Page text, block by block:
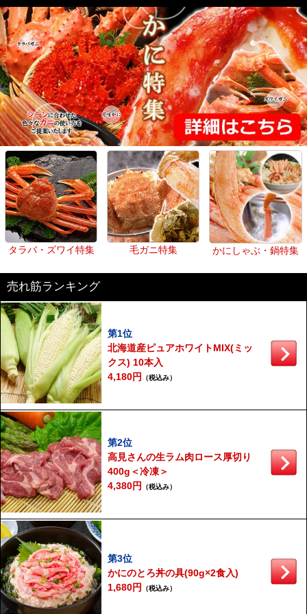
タラバ・ズワイ特集 毛ガニ特集 かにしゃぶ・鍋特集
売れ筋ランキング
第1位
北海道産ピュアホワイトMIX(ミッ
クス) 10本入
4,180円
（税込み）
第2位
高見さんの生ラム肉ロース厚切り
400g＜冷凍＞
4,380円
（税込み）
第3位
かにのとろ丼の具(90g×2食入)
1,680円
（税込み）